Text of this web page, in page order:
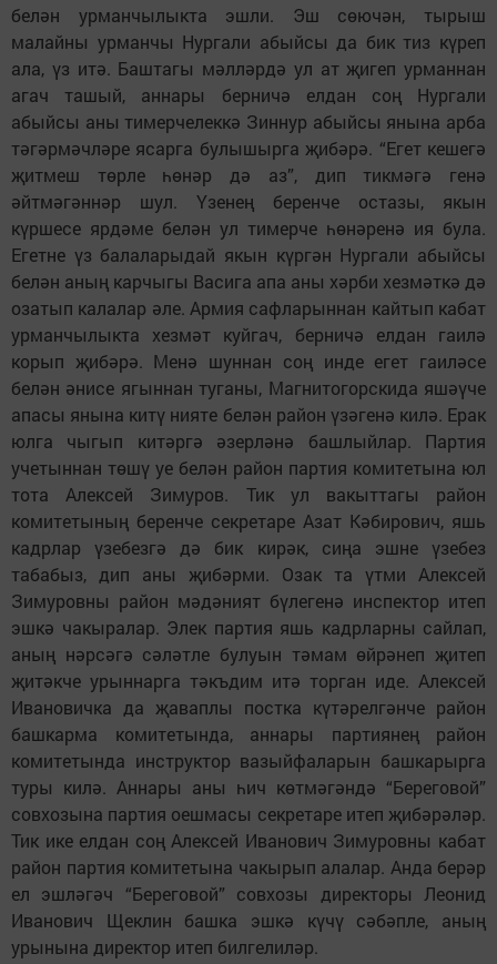
белән урманчылыкта эшли. Эш сөючән, тырыш
малайны урманчы Нургали абыйсы да бик тиз күреп
ала, үз итә. Баштагы мәлләрдә ул ат җигеп урманнан
агач ташый, аннары берничә елдан соң Нургали
абыйсы аны тимерчелеккә Зиннур абыйсы янына арба
тәгәрмәчләре ясарга булышырга җибәрә. “Егет кешегә
җитмеш төрле һөнәр дә аз”, дип тикмәгә генә
әйтмәгәннәр шул. Үзенең беренче остазы, якын
күршесе ярдәме белән ул тимерче һөнәренә ия була.
Егетне үз балаларыдай якын күргән Нургали абыйсы
белән аның карчыгы Васига апа аны хәрби хезмәткә дә
озатып калалар әле. Армия сафларыннан кайтып кабат
урманчылыкта хезмәт куйгач, берничә елдан гаилә
корып җибәрә. Менә шуннан соң инде егет гаиләсе
белән әнисе ягыннан туганы, Магнитогорскида яшәүче
апасы янына китү нияте белән район үзәгенә килә. Ерак
юлга чыгып китәргә әзерләнә башлыйлар. Партия
учетыннан төшү уе белән район партия комитетына юл
тота Алексей Зимуров. Тик ул вакыттагы район
комитетының беренче секретаре Азат Кәбирович, яшь
кадрлар үзебезгә дә бик кирәк, сиңа эшне үзебез
табабыз, дип аны җибәрми. Озак та үтми Алексей
Зимуровны район мәдәният бүлегенә инспектор итеп
эшкә чакыралар. Элек партия яшь кадрларны сайлап,
аның нәрсәгә сәләтле булуын тәмам өйрәнеп җитеп
җитәкче урыннарга тәкъдим итә торган иде. Алексей
Ивановичка да җаваплы постка күтәрелгәнче район
башкарма комитетында, аннары партиянең район
комитетында инструктор вазыйфаларын башкарырга
туры килә. Аннары аны һич көтмәгәндә “Береговой”
совхозына партия оешмасы секретаре итеп җибәрәләр.
Тик ике елдан соң Алексей Иванович Зимуровны кабат
район партия комитетына чакырып алалар. Анда берәр
ел эшләгәч “Береговой” совхозы директоры Леонид
Иванович Щеклин башка эшкә күчү сәбәпле, аның
урынына директор итеп билгелиләр.